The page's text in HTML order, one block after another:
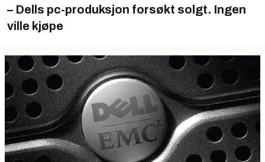
– Dells pc-produksjon forsøkt solgt. Ingen
ville kjøpe